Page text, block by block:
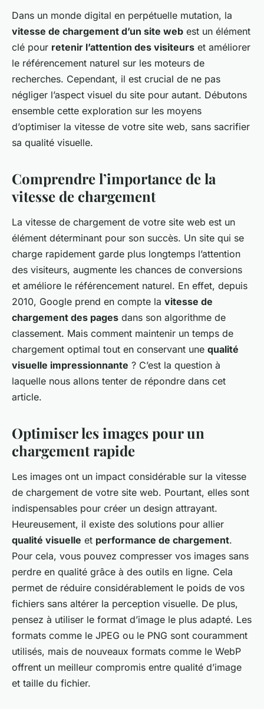
Dans un monde digital en perpétuelle mutation, la
vitesse de chargement d’un site web est un élément
clé pour retenir l’attention des visiteurs et améliorer
le référencement naturel sur les moteurs de
recherches. Cependant, il est crucial de ne pas
négliger l’aspect visuel du site pour autant. Débutons
ensemble cette exploration sur les moyens
d’optimiser la vitesse de votre site web, sans sacrifier
sa qualité visuelle.
Comprendre l’importance de la
vitesse de chargement
La vitesse de chargement de votre site web est un
élément déterminant pour son succès. Un site qui se
charge rapidement garde plus longtemps l’attention
des visiteurs, augmente les chances de conversions
et améliore le référencement naturel. En effet, depuis
2010, Google prend en compte la vitesse de
chargement des pages dans son algorithme de
classement. Mais comment maintenir un temps de
chargement optimal tout en conservant une qualité
visuelle impressionnante ? C’est la question à
laquelle nous allons tenter de répondre dans cet
article.
Optimiser les images pour un
chargement rapide
Les images ont un impact considérable sur la vitesse
de chargement de votre site web. Pourtant, elles sont
indispensables pour créer un design attrayant.
Heureusement, il existe des solutions pour allier
qualité visuelle et performance de chargement.
Pour cela, vous pouvez compresser vos images sans
perdre en qualité grâce à des outils en ligne. Cela
permet de réduire considérablement le poids de vos
fichiers sans altérer la perception visuelle. De plus,
pensez à utiliser le format d’image le plus adapté. Les
formats comme le JPEG ou le PNG sont couramment
utilisés, mais de nouveaux formats comme le WebP
offrent un meilleur compromis entre qualité d’image
et taille du fichier.